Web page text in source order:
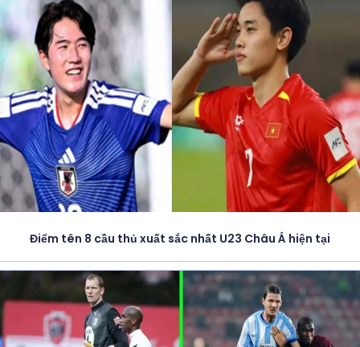
Điểm tên 8 cầu thủ xuất sắc nhất U23 Châu Á hiện tại